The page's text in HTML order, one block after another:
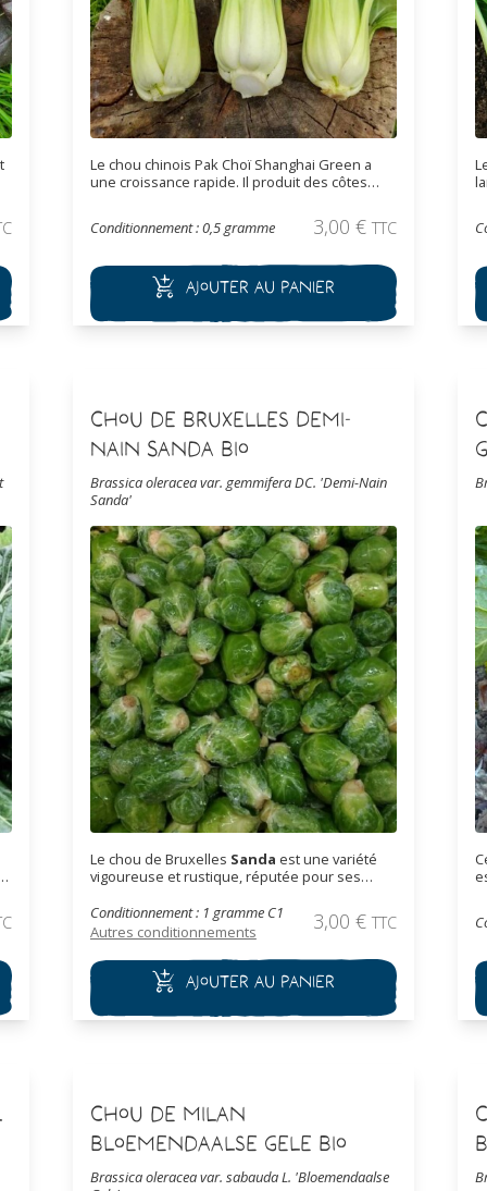
Le chou chinois Pak Choï Shanghai Green a
une croissance rapide. Il produit des côtes
moyen en forme de cuillère poussant en
rosette. Il peut se récolter aussi bien en
(sauté au wok ou braisé, etc).
Conditionnement : 0,5 gramme 3,00€ TTC
Ajouter au panier
Chou de Bruxelles Demi-
Nain Sanda Bio
Brassica oleracea var. gemmifera DC. 'Demi-Nain
Sanda'
Le chou de Bruxelles Sanda est une variété
vigoureuse et rustique, réputée pour ses
résistance au froid. Semences potagères bio
reproductibles.
Conditionnement : 1 gramme C1
Autres conditionnements
3,00€ TTC
Ajouter au panier
Chou de Milan
Bloemendaalse Gele Bio
Brassica oleracea var. sabauda L. 'Bloemendaalse